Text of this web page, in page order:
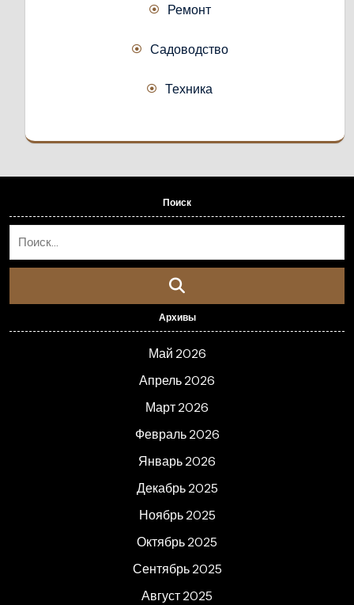
Ремонт
Садоводство
Техника
Поиск
Архивы
Май 2026
Апрель 2026
Март 2026
Февраль 2026
Январь 2026
Декабрь 2025
Ноябрь 2025
Октябрь 2025
Сентябрь 2025
Август 2025